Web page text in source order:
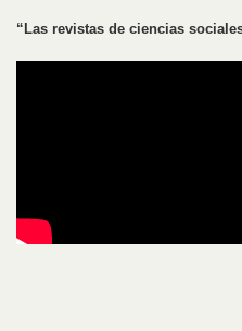
“Las revistas de ciencias